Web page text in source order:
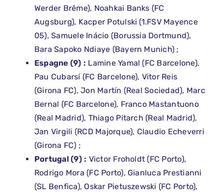
Werder Brême), Noahkai Banks (FC
Augsburg), Kacper Potulski (1.FSV Mayence
05), Samuele Inácio (Borussia Dortmund),
Bara Sapoko Ndiaye (Bayern Munich) ;
Espagne (9) : Lamine Yamal (FC Barcelone),
Pau Cubarsí (FC Barcelone), Vitor Reis
(Girona FC), Jon Martín (Real Sociedad), Marc
Bernal (FC Barcelone), Franco Mastantuono
(Real Madrid), Thiago Pitarch (Real Madrid),
Jan Virgili (RCD Majorque), Claudio Echeverri
(Girona FC) ;
Portugal (9) : Victor Froholdt (FC Porto),
Rodrigo Mora (FC Porto), Gianluca Prestianni
(SL Benfica), Oskar Pietuszewski (FC Porto),